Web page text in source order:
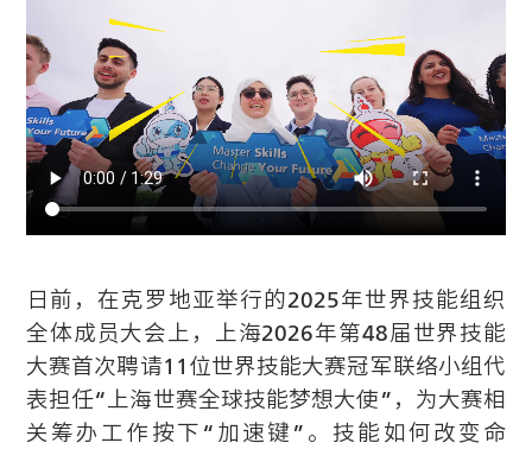
日前，在克罗地亚举行的2025年世界技能组织
全体成员大会上，上海2026年第48届世界技能
大赛首次聘请11位世界技能大赛冠军联络小组代
表担任“上海世赛全球技能梦想大使”，为大赛相
关筹办工作按下“加速键”。技能如何改变命